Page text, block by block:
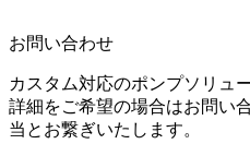
お問い合わせ
カスタム対応のポンプソリュ
詳細をご希望の場合はお問い
当とお繋ぎいたします。